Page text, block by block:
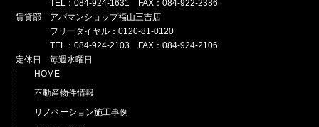
TEL：084-924-1631 FAX：084-922-2386
賃貸部 アパマンショップ福山三吉店
フリーダイヤル：0120-81-0120
TEL：084-924-2103 FAX：084-924-2106
定休日 毎週水曜日
HOME
不動産物件情報
リノベーション施工事例